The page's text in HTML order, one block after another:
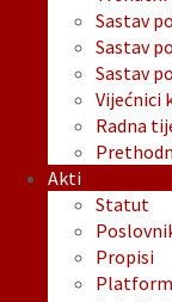
Sastav
Sastav
Sastav
Vijećnici
Radna
Akti
Statut
Propisi